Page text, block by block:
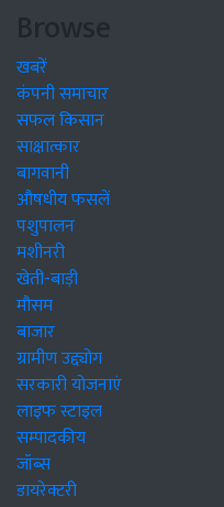
Browse
खबरें
कंपनी समाचार
सफल किसान
साक्षात्कार
बागवानी
औषधीय फसलें
पशुपालन
मशीनरी
खेती-बाड़ी
मौसम
बाजार
ग्रामीण उद्द्योग
सरकारी योजनाएं
लाइफ स्टाइल
सम्पादकीय
जॉब्स
डायरेक्टरी